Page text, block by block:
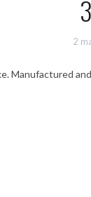
2
Manufactured